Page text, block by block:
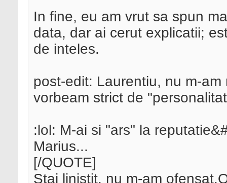
In fine, eu am vrut sa spun
data, dar ai cerut explicatii;
de inteles.
post-edit: Laurentiu, nu m-
vorbeam strict de
:lol: M-ai si "ars" la
Marius...
[/QUOTE]
Stai linistit, nu m-am